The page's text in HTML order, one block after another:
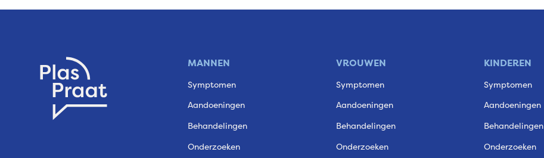
MANNEN
Symptomen
Aandoeningen
Behandelingen
Onderzoeken
VROUWEN
Symptomen
Aandoeningen
Behandelingen
Onderzoeken
KINDEREN
Symptomen
Aandoeningen
Behandelingen
Onderzoeken